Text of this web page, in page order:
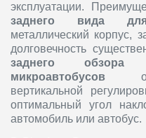
эксплуатации.
заднего вида для
металлический корпус,
долговечность
заднего
микроавтобусов
вертикальной
оптимальный угол
автомобиль или автобус.